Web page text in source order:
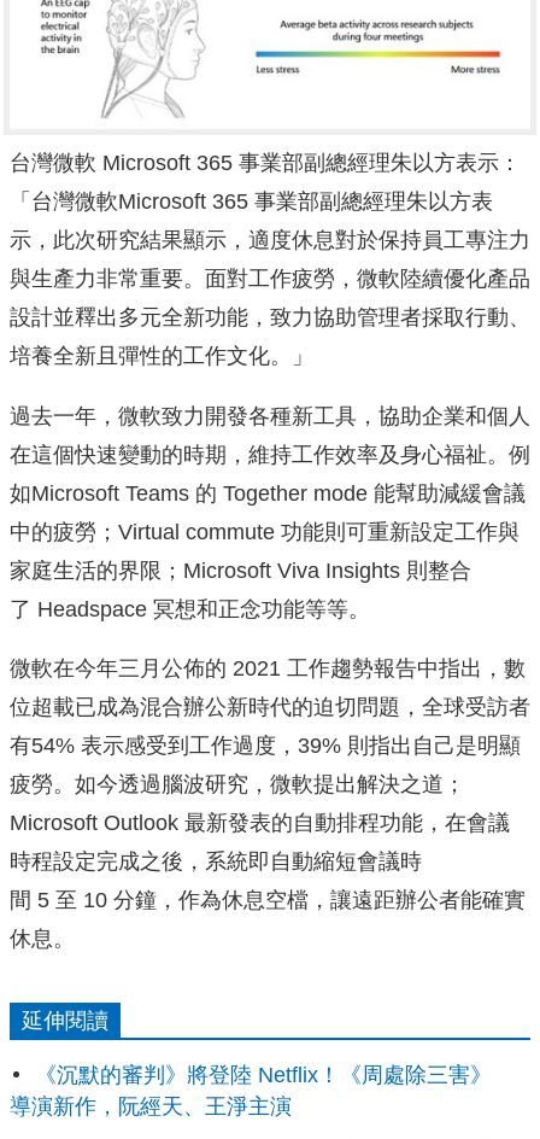
台灣微軟 Microsoft 365 事業部副總經理朱以方表示：
「台灣微軟Microsoft 365 事業部副總經理朱以方表
示，此次研究結果顯示， 適度休息對於保持員工專注力
與生產力非常重要。面對工作疲勞， 微軟陸續優化產品
設計並釋出多元全新功能， 致力協助管理者採取行動、
培養全新且彈性的工作文化。」
過去一年，微軟致力開發各種新工具，協助企業和個人
在這個快速變動的時期，維持工作效率及身心福祉。例
如Microsoft Teams 的 Together mode 能幫助減緩會議
中的疲勞；Virtual commute 功能則可重新設定工作與
家庭生活的界限；Microsoft Viva Insights 則整合
了 Headspace 冥想和正念功能等等。
微軟在今年三月公佈的 2021 工作趨勢報告中指出，數
位超載已成為混合辦公新時代的迫切問題，全球受訪者
有54% 表示感受到工作過度，39% 則指出自己是明顯
疲勞。如今透過腦波研究，微軟提出解決之道；
Microsoft Outlook 最新發表的自動排程功能，在會議
時程設定完成之後，系統即自動縮短會議時
間 5 至 10 分鐘，作為休息空檔，讓遠距辦公者能確實
休息。
延伸閱讀
《沉默的審判》將登陸 Netflix！《周處除三害》
導演新作，阮經天、王淨主演